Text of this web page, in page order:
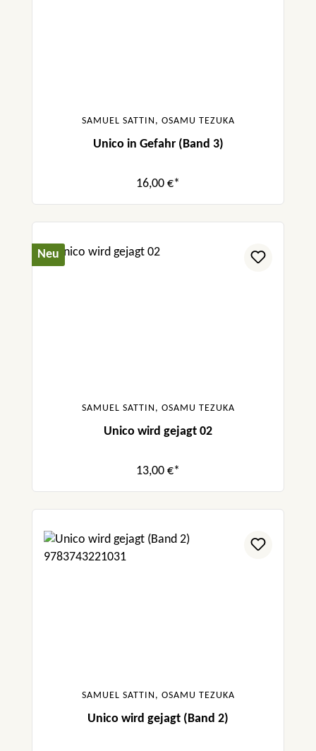
SAMUEL SATTIN, OSAMU TEZUKA
Unico in Gefahr (Band 3)
16,00 €*
Neu
SAMUEL SATTIN, OSAMU TEZUKA
Unico wird gejagt 02
13,00 €*
SAMUEL SATTIN, OSAMU TEZUKA
Unico wird gejagt (Band 2)